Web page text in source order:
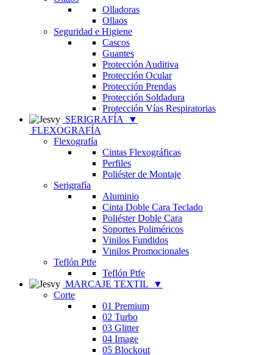
Olladoras
Ollaos
Seguridad e Higiene
Cascos
Guantes
Protección Auditiva
Protección Ocular
Protección Prendas
Protección Soldadura
Protección Vías Respiratorias
SERIGRAFÍA
▼
FLEXOGRAFÍA
Flexografía
Cintas Flexográficas
Perfiles
Poliéster de Montaje
Serigrafía
Aluminio
Cinta Doble Cara Teclado
Poliéster Doble Cara
Soportes Poliméricos
Vinilos Fundidos
Vinilos Promocionales
Teflón Ptfe
Teflón Ptfe
MARCAJE TEXTIL
▼
Corte
01 Premium
02 Turbo
03 Glitter
04 Image
05 Blockout